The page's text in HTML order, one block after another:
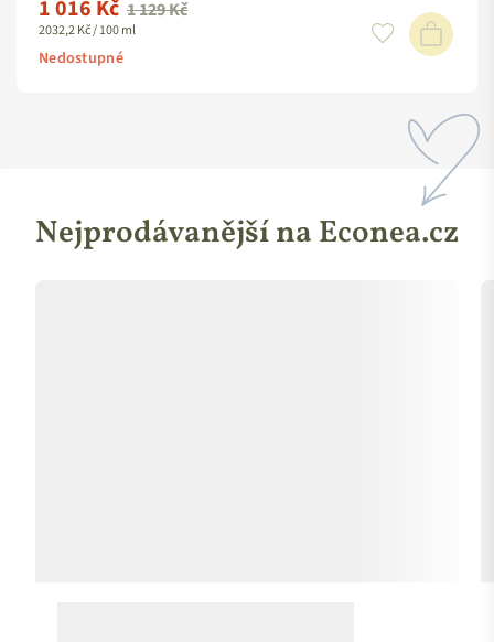
Standardní
cena
1 016 Kč 1 129 Kč
2032,2 Kč / 100 ml
Nedostupné
Nejprodávanější na Econea.cz